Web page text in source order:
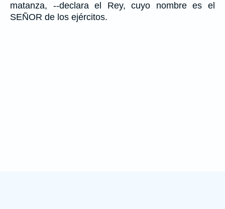
matanza, --declara el Rey, cuyo nombre es el
SEÑOR de los ejércitos.